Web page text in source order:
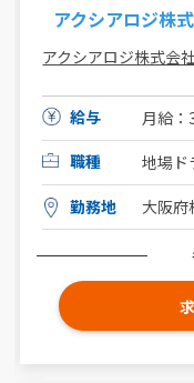
アクシアロジ株
アクシアロジ株式会
給与
月給
職種
地場ド
勤務地
大阪